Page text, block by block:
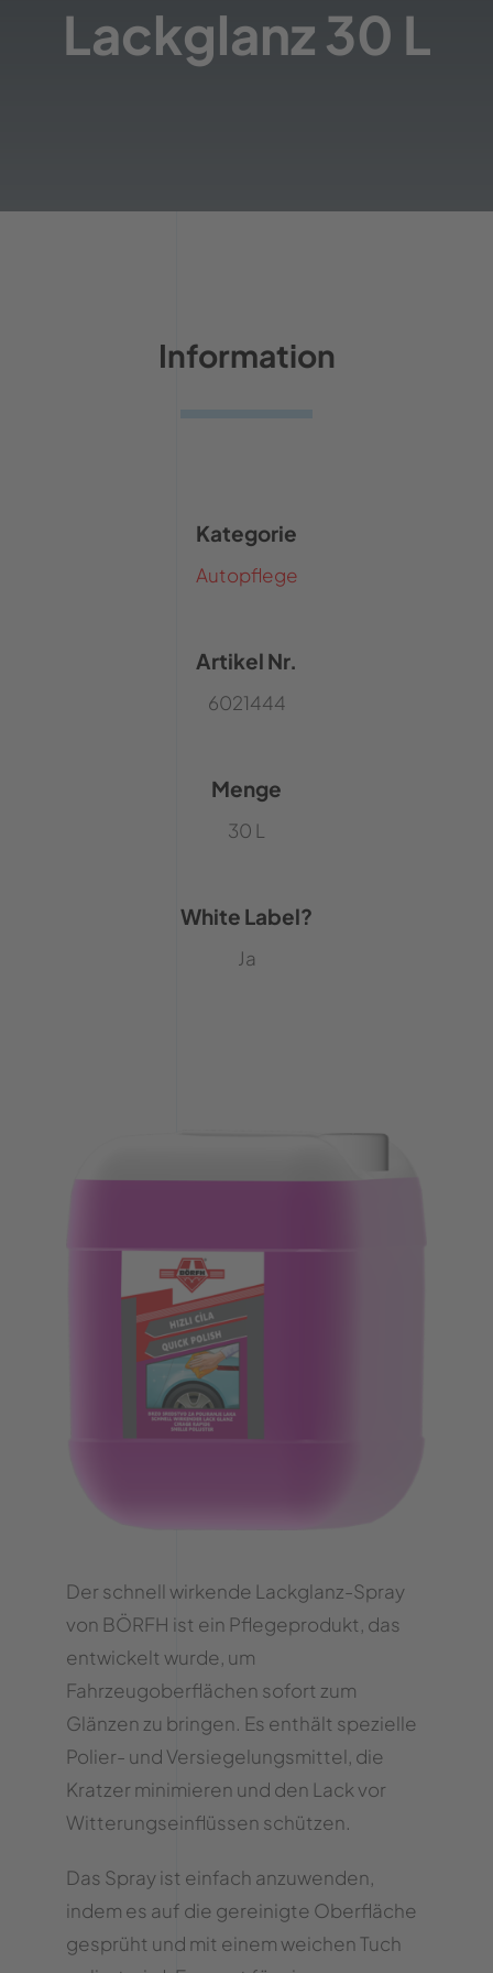
Lackglanz 30 L
Information
Kategorie
Autopflege
Artikel Nr.
6021444
Menge
30 L
White Label?
Ja
Der schnell wirkende Lackglanz-Spray
von BÖRFH ist ein Pflegeprodukt, das
entwickelt wurde, um
Fahrzeugoberflächen sofort zum
Glänzen zu bringen. Es enthält spezielle
Polier- und Versiegelungsmittel, die
Kratzer minimieren und den Lack vor
Witterungseinflüssen schützen.
Das Spray ist einfach anzuwenden,
indem es auf die gereinigte Oberfläche
gesprüht und mit einem weichen Tuch